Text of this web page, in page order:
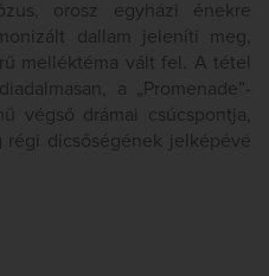
orosz egyházi énekre
dallam jeleníti meg,
melléktéma vált fel. A tétel
a „Promenade”-
végső drámai csúcspontja,
régi dicsőségének jelképévé